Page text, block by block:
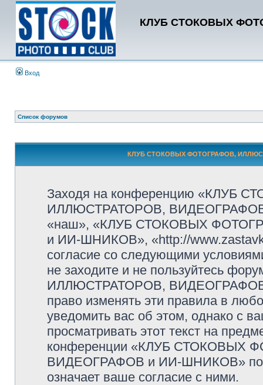
КЛУБ СТОКОВЫХ
Вход
Список форумов
КЛУБ СТОКОВЫХ ФОТОГРАФОВ,
Заходя на конференцию «КЛУБ
ИЛЛЮСТРАТОРОВ,
«наш», «КЛУБ СТОКОВЫХ
и ИИ-ШНИКОВ», «http://
согласие со следующими
не заходите и не пользуйтесь
ИЛЛЮСТРАТОРОВ, ВИДЕОГРАФОВ
право изменять эти правила в
уведомить вас об этом, однако с
просматривать этот текст на
конференции «КЛУБ
ВИДЕОГРАФОВ и ИИ-ШНИКОВ»
означает ваше согласие с ними.